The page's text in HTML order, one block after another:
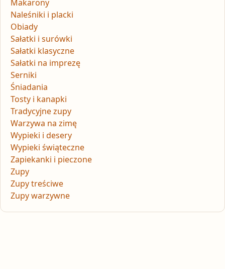
Makarony
Naleśniki i placki
Obiady
Sałatki i surówki
Sałatki klasyczne
Sałatki na imprezę
Serniki
Śniadania
Tosty i kanapki
Tradycyjne zupy
Warzywa na zimę
Wypieki i desery
Wypieki świąteczne
Zapiekanki i pieczone
Zupy
Zupy treściwe
Zupy warzywne